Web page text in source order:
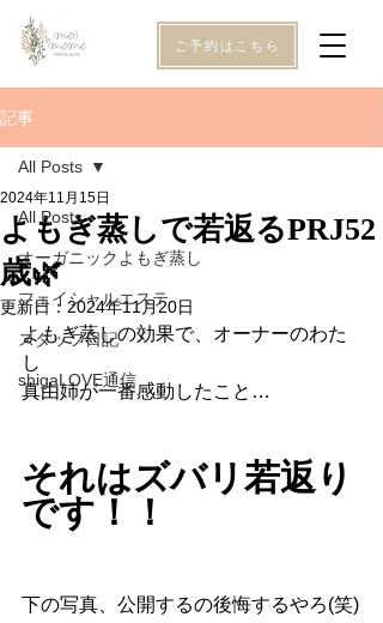
ご予約はこちら
記事
All Posts
オーガニックよもぎ蒸し
フェイシャルエステ
スタッフ日記
shigaLOVE通信
All Posts
よもぎ蒸しで若返るPRJ52
歳🌿
2024年11月15日
更新日： 2024年11月20日
よもぎ蒸しの効果で、オーナーのわた
し
真由姉が一番感動したこと…
それはズバリ若返り
です！！
下の写真、公開するの後悔するやろ(笑)